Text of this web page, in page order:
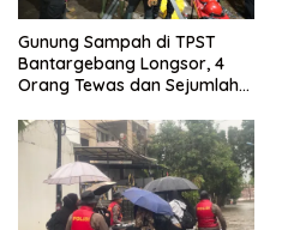
Gunung Sampah di TPST
Bantargebang Longsor, 4
Orang Tewas dan Sejumlah